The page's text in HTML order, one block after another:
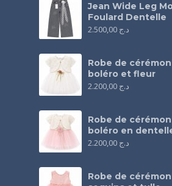
Jean Wide Leg
Foulard Dentelle
د.ج
Robe de
boléro et fleur
د.ج
Robe de
boléro en
د.ج
Robe de